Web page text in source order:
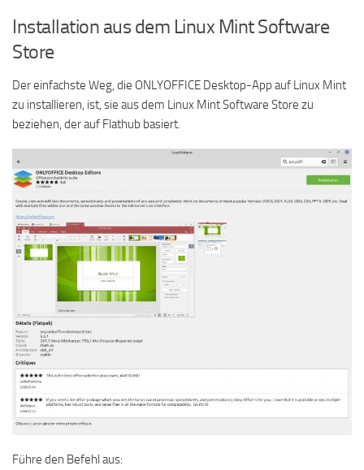
Installation aus dem Linux Mint Software
Store
Der einfachste Weg, die ONLYOFFICE Desktop-App auf Linux Mint
zu installieren, ist, sie aus dem Linux Mint Software Store zu
beziehen, der auf Flathub basiert.
Führe den Befehl aus: